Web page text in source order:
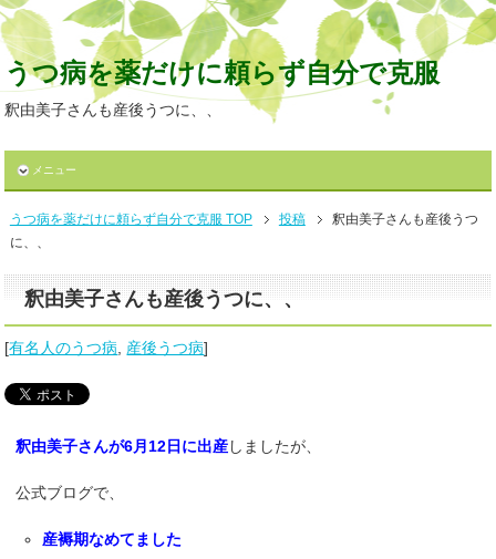
うつ病を薬だけに頼らず自分で克服
釈由美子さんも産後うつに、、
メニュー
うつ病を薬だけに頼らず自分で克服 TOP 投稿
釈由美子さんも産後うつ
に、、
釈由美子さんも産後うつに、、
[有名人のうつ病 産後うつ病]
釈由美子さんが6月12日に出産しましたが、
公式ブログで、
産褥期なめてました